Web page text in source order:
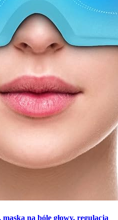
na bóle głowy, regulacja